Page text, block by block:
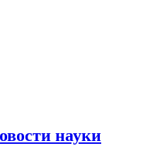
науки